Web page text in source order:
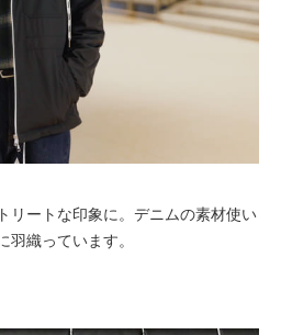
リートな印象に。デニムの素材使い
羽織っています。